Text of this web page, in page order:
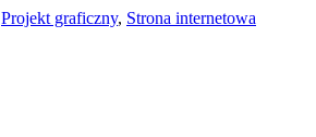
Projekt graficzny, Strona internetowa